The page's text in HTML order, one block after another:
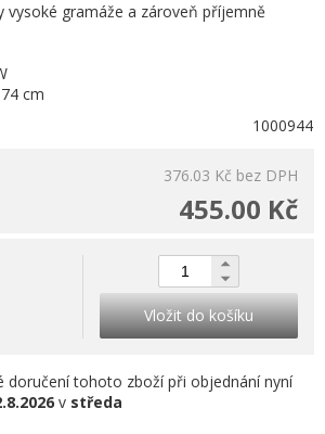
vysoké gramáže a zároveň příjemně
cm
1000944
376.03 Kč bez DPH
455.00 Kč
Vložit do košíku
doručení tohoto zboží při objednání nyní
v středa